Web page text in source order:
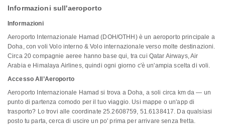
Informazioni sull'aeroporto
Informazioni
Aeroporto Internazionale Hamad (DOH/OTHH) è un aeroporto principale a
Doha, con voli Volo interno & Volo internazionale verso molte destinazioni.
Circa 20 compagnie aeree hanno base qui, tra cui Qatar Airways, Air
Arabia e Himalaya Airlines, quindi ogni giorno c'è un'ampia scelta di voli.
Accesso All’Aeroporto
Aeroporto Internazionale Hamad si trova a Doha, a soli circa km da — un
punto di partenza comodo per il tuo viaggio. Usi mappe o un'app di
trasporto? Lo trovi alle coordinate 25.2608759, 51.6138417. Da qualsiasi
posto tu parta, cerca di uscire un po' prima per arrivare senza fretta.